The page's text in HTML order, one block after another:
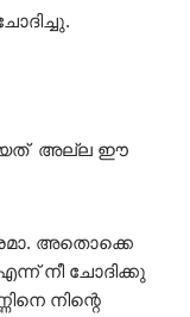
അല്ല ഈ
അതൊക്കെ
നീ ചോദിക്കു
നിന്റെ